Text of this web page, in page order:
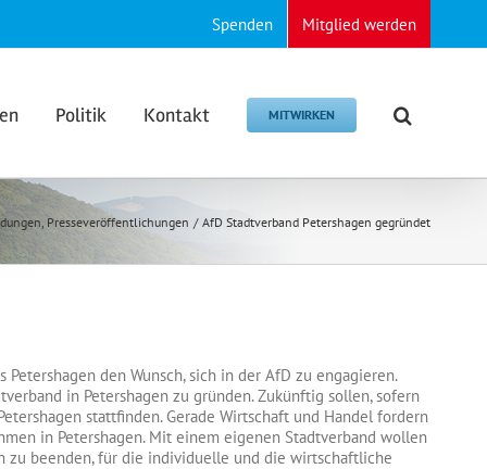
Spenden Mitglied werden
Politik Kontakt MITWIRKEN
Presseveröffentlichungen AfD Stadtverband Petershagen gegründet
den Wunsch, sich in der AfD zu engagieren.
in Petershagen zu gründen. Zukünftig sollen, sofern
stattfinden. Gerade Wirtschaft und Handel fordern
in Petershagen. Mit einem eigenen Stadtverband wollen
zu beenden, für die individuelle und die wirtschaftliche